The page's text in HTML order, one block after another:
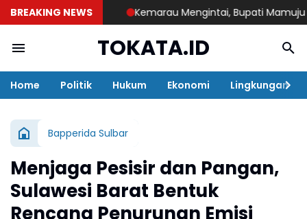
BREAKING NEWS Kemarau Mengintai, Bupati Mamuju
TOKATA.ID
Home Politik Hukum Ekonomi Lingkungan
Bapperida Sulbar
Menjaga Pesisir dan Pangan,
Sulawesi Barat Bentuk
Rencana Penurunan Emisi